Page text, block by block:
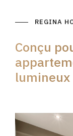
REGINA
Conçu
lumineux